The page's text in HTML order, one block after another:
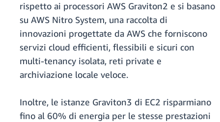
rispetto ai processori AWS Graviton2 e si basano
su AWS Nitro System, una raccolta di
innovazioni progettate da AWS che forniscono
servizi cloud efficienti, flessibili e sicuri con
multi-tenancy isolata, reti private e
archiviazione locale veloce.
Inoltre, le istanze Graviton3 di EC2 risparmiano
fino al 60% di energia per le stesse prestazioni